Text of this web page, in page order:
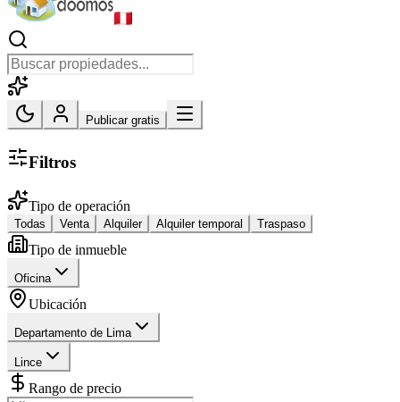
Publicar gratis
Filtros
Tipo de operación
Todas Venta Alquiler Alquiler temporal Traspaso
Tipo de inmueble
Oficina
Ubicación
Departamento de Lima
Lince
Rango de precio